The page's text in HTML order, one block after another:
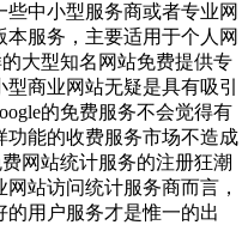
中小型服务商或者专业网
服务，主要适用于个人网
大型知名网站免费提供专
商业网站无疑是具有吸引
的免费服务不会觉得有
能的收费服务市场不造成
网站统计服务的注册狂潮
站访问统计服务商而言，
用户服务才是惟一的出